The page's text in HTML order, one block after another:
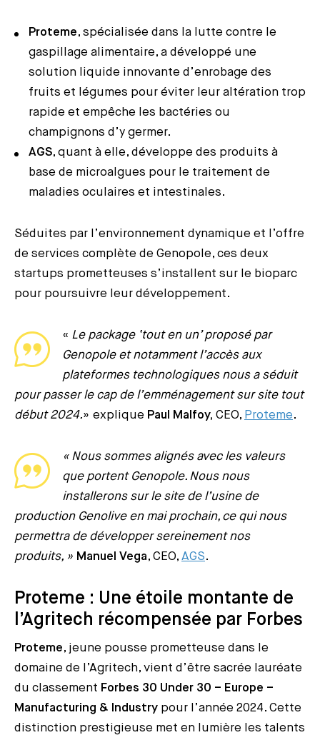
Proteme, spécialisée dans la lutte contre le
gaspillage alimentaire, a développé une
solution liquide innovante d’enrobage des
fruits et légumes pour éviter leur altération trop
rapide et empêche les bactéries ou
champignons d’y germer.
AGS, quant à elle, développe des produits à
base de microalgues pour le traitement de
maladies oculaires et intestinales.
Séduites par l’environnement dynamique et l’offre
de services complète de Genopole, ces deux
startups prometteuses s’installent sur le bioparc
pour poursuivre leur développement.
« Le package ‘tout en un’ proposé par
Genopole et notamment l’accès aux
plateformes technologiques nous a séduit
pour passer le cap de l’emménagement sur site tout
début 2024.» explique Paul Malfoy, CEO, Proteme.
« Nous sommes alignés avec les valeurs
que portent Genopole. Nous nous
installerons sur le site de l’usine de
production Genolive en mai prochain, ce qui nous
permettra de développer sereinement nos
produits, » Manuel Vega, CEO, AGS.
Proteme : Une étoile montante de
l’Agritech récompensée par Forbes
Proteme, jeune pousse prometteuse dans le
domaine de l’Agritech, vient d’être sacrée lauréate
du classement Forbes 30 Under 30 – Europe –
Manufacturing & Industry pour l’année 2024. Cette
distinction prestigieuse met en lumière les talents